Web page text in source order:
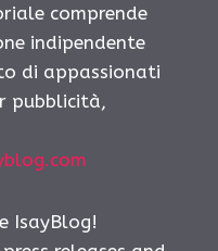
comprende
indipendente
di appassionati
pubblicità,
IsayBlog!